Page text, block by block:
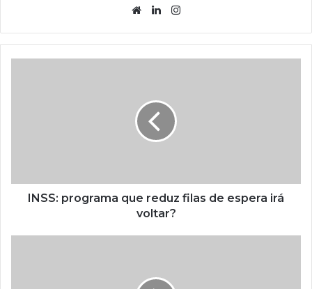
WebsiteLinkedin
INSS: programa que reduz filas de espera irá
voltar?